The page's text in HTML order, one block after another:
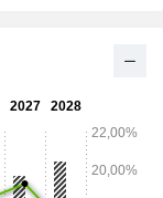
également la
aluminium, de
réutilisables en